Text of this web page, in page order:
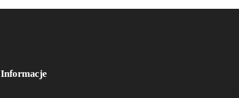
Informacje